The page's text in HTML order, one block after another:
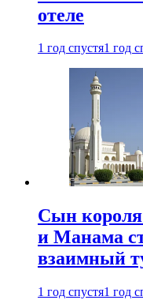
отеле
1 год спустя1 год
Сын
и Манама
взаимный
1 год спустя1 год